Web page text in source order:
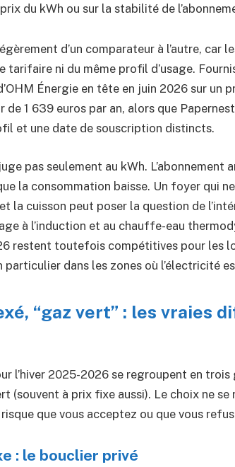
du kWh ou sur la stabilité de
d’un comparateur à l’autre, car
tarifaire ni du même profil d’usage.
Énergie en tête en juin 2026 sur un
de 1 639 euros par an, alors que
et une date de souscription distincts.
pas seulement au kWh. L’abonnement
la consommation baisse. Un foyer qui
et la cuisson peut poser la question de
à l’induction et au chauffe-eau
restent toutefois compétitives pour les
particulier dans les zones où l’électricité
“gaz vert” : les vraies
l’hiver 2025-2026 se regroupent en
(souvent à prix fixe aussi). Le choix ne se
que vous acceptez ou que vous
: le bouclier privé